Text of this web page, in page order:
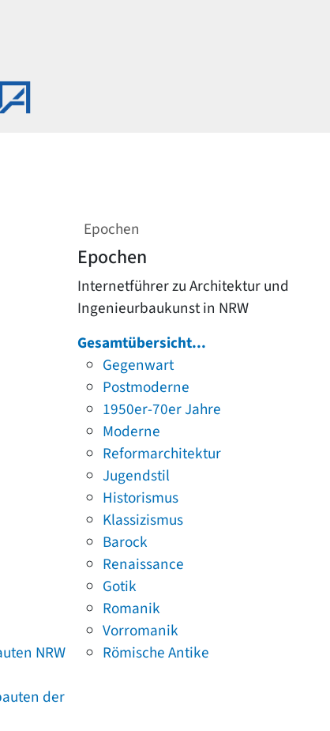
NRW
der
Epochen
Epochen
Internetführer zu Architektur und
Ingenieurbaukunst in NRW
Gesamtübersicht...
Gegenwart
Postmoderne
1950er-70er Jahre
Moderne
Reformarchitektur
Jugendstil
Historismus
Klassizismus
Barock
Renaissance
Gotik
Romanik
Vorromanik
Römische Antike